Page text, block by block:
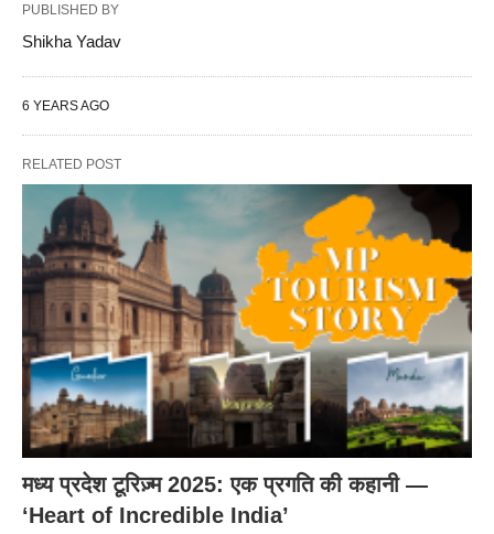
PUBLISHED BY
Shikha Yadav
6 YEARS AGO
RELATED POST
मध्य प्रदेश टूरिज़्म 2025: एक प्रगति की कहानी —
‘Heart of Incredible India’